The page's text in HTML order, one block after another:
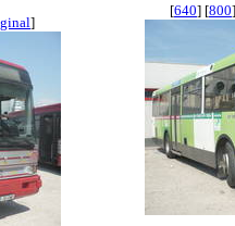
]
[640] [800